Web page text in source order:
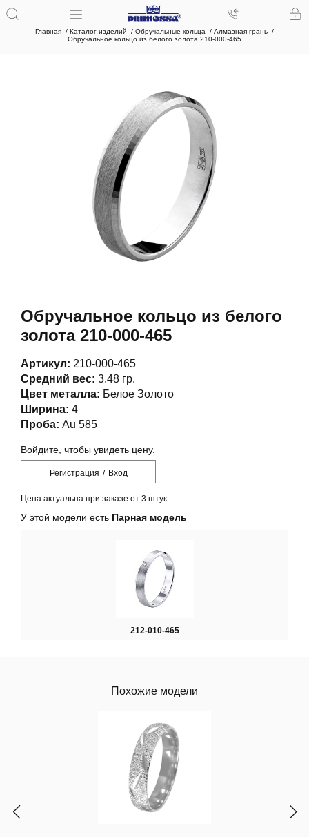
Главная Каталог изделий Обручальные кольца
Алмазная грань
Обручальное кольцо из белого золота 210-000-465
Обручальное кольцо из белого
золота 210-000-465
Артикул: 210-000-465
Средний вес: 3.48 гр.
Цвет металла: Белое Золото
Ширина: 4
Проба: Au 585
Войдите, чтобы увидеть цену.
Регистрация / Вход
Цена актуальна при заказе от 3 штук
У этой модели есть Парная модель
212-010-465
Похожие модели